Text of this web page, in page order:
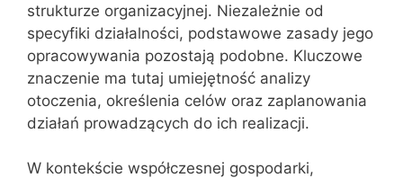
strukturze organizacyjnej. Niezależnie od
specyfiki działalności, podstawowe zasady jego
opracowywania pozostają podobne. Kluczowe
znaczenie ma tutaj umiejętność analizy
otoczenia, określenia celów oraz zaplanowania
działań prowadzących do ich realizacji.
W kontekście współczesnej gospodarki,